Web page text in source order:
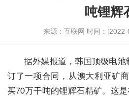
吨锂辉
来源：互联网 时间：
据外媒报道，韩国顶级电
订了一项合同，从澳大利亚矿
买70万干吨的锂辉石精矿。这